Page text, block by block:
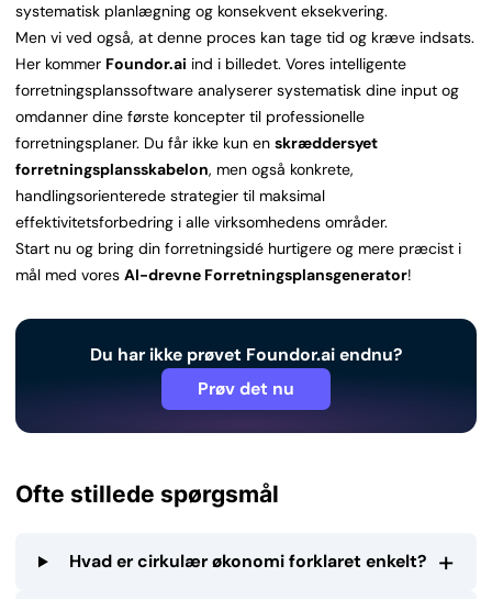
systematisk planlægning og konsekvent eksekvering.
Men vi ved også, at denne proces kan tage tid og kræve indsats.
Her kommer Foundor.ai ind i billedet. Vores intelligente
forretningsplanssoftware analyserer systematisk dine input og
omdanner dine første koncepter til professionelle
forretningsplaner. Du får ikke kun en skræddersyet
forretningsplansskabelon, men også konkrete,
handlingsorienterede strategier til maksimal
effektivitetsforbedring i alle virksomhedens områder.
Start nu og bring din forretningsidé hurtigere og mere præcist i
mål med vores AI-drevne Forretningsplansgenerator!
Du har ikke prøvet Foundor.ai endnu?
Prøv det nu
Ofte stillede spørgsmål
Hvad er cirkulær økonomi forklaret enkelt? +